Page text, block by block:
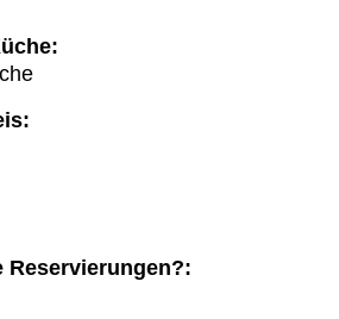
Reservierungen?: